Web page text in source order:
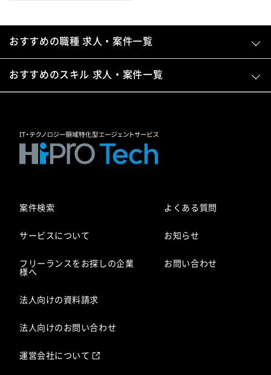
おすすめの職種 求人・案件一覧
おすすめのスキル 求人・案件一覧
案件検索
サービスについて
フリーランスをお探しの企業
様へ
法人向けの資料請求
法人向けのお問い合わせ
よくある質問
お知らせ
お問い合わせ
運営会社について